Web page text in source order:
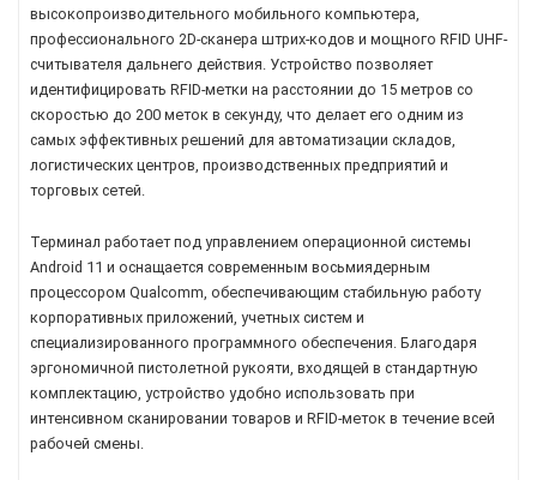
высокопроизводительного мобильного компьютера,
профессионального 2D-сканера штрих-кодов и мощного RFID UHF-
считывателя дальнего действия. Устройство позволяет
идентифицировать RFID-метки на расстоянии до 15 метров со
скоростью до 200 меток в секунду, что делает его одним из
самых эффективных решений для автоматизации складов,
логистических центров, производственных предприятий и
торговых сетей.
Терминал работает под управлением операционной системы
Android 11 и оснащается современным восьмиядерным
процессором Qualcomm, обеспечивающим стабильную работу
корпоративных приложений, учетных систем и
специализированного программного обеспечения. Благодаря
эргономичной пистолетной рукояти, входящей в стандартную
комплектацию, устройство удобно использовать при
интенсивном сканировании товаров и RFID-меток в течение всей
рабочей смены.